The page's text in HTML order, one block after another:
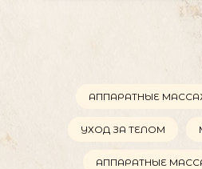
АППАРАТНЫЕ
УХОД ЗА ТЕЛОМ
АППАРАТНЫЕ